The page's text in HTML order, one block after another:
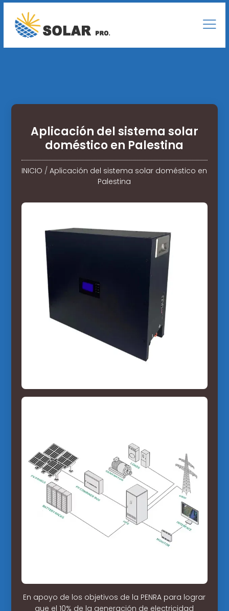
Aplicación del sistema solar
doméstico en Palestina
INICIO /Aplicación del sistema solar doméstico en
Palestina
En apoyo de los objetivos de la PENRA para lograr
que el 10% de la generación de electricidad